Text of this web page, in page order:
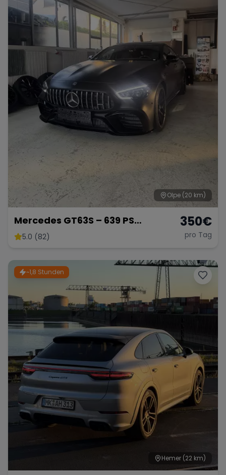
Olpe (20 km)
Mercedes GT63S – 639 PS
Luxussportwagen
5.0 (82)
350€
pro Tag
~1,8 Stunden
Hemer (22 km)